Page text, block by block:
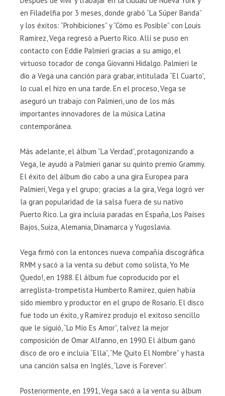
en Filadelfia por 3 meses, donde grabó “La Súper Banda”
y los éxitos: “Prohibiciones” y “Cómo es Posible” con Louis
Ramírez, Vega regresó a Puerto Rico. Allí se puso en
contacto con Eddie Palmieri gracias a su amigo, el
virtuoso tocador de conga Giovanni Hidalgo. Palmieri le
dio a Vega una canción para grabar, intitulada “El Cuarto”,
lo cual el hizo en una tarde. En el proceso, Vega se
aseguró un trabajo con Palmieri, uno de los más
importantes innovadores de la música Latina
contemporánea.
Más adelante, el álbum “La Verdad”, protagonizando a
Vega, le ayudó a Palmieri ganar su quinto premio Grammy.
El éxito del álbum dio cabo a una gira Europea para
Palmieri, Vega y el grupo; gracias a la gira, Vega logró ver
la gran popularidad de la salsa fuera de su nativo
Puerto Rico. La gira incluía paradas en España, Los Países
Bajos, Suiza, Alemania, Dinamarca y Yugoslavia.
Vega firmó con la entonces nueva compañía discográfica
RMM y sacó a la venta su debut como solista, Yo Me
Quedo!, en 1988. El álbum fue coproducido por el
arreglista-trompetista Humberto Ramírez, quien había
sido miembro y productor en el grupo de Rosario. El disco
fue todo un éxito, y Ramírez produjo el exitoso sencillo
que le siguió, “Lo Mío Es Amor”, talvez la mejor
composición de Omar Alfanno, en 1990. El álbum ganó
disco de oro e incluía “Ella”, “Me Quito El Nombre” y hasta
una canción salsa en Inglés, “Love is Forever”.
Posteriormente, en 1991, Vega sacó a la venta su álbum